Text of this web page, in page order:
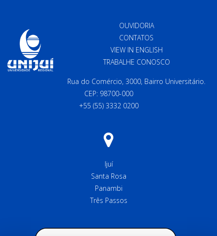
OUVIDORIA
CONTATOS
VIEW IN ENGLISH
TRABALHE CONOSCO
Rua do Comércio, 3000, Bairro Universitário.
CEP: 98700-000
+55 (55) 3332 0200
Ijuí
Santa Rosa
Panambi
Três Passos